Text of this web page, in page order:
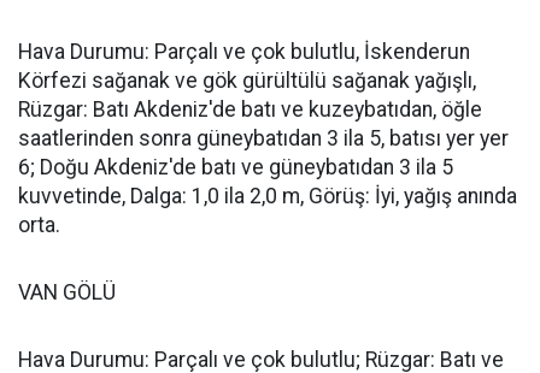
Hava Durumu: Parçalı ve çok bulutlu, İskenderun
Körfezi sağanak ve gök gürültülü sağanak yağışlı,
Rüzgar: Batı Akdeniz'de batı ve kuzeybatıdan, öğle
saatlerinden sonra güneybatıdan 3 ila 5, batısı yer yer
6; Doğu Akdeniz'de batı ve güneybatıdan 3 ila 5
kuvvetinde, Dalga: 1,0 ila 2,0 m, Görüş: İyi, yağış anında
orta.
VAN GÖLÜ
Hava Durumu: Parçalı ve çok bulutlu; Rüzgar: Batı ve